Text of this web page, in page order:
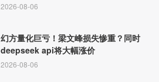
2026-08-06
幻方量化巨亏！梁文峰损失惨重？同时
deepseek api将大幅涨价
2026-08-06